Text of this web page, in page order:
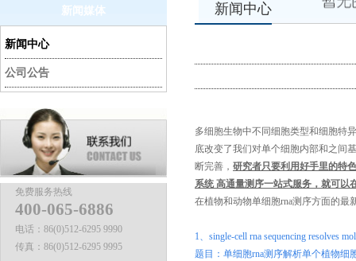
新闻媒体
新闻中心
公司公告
免费服务热线
400-065-6886
电话： 86(0)512-6295 9990
传真： 86(0)512-6295 9995
新闻中心
多细胞生物中不同细胞类型和细胞特
底改变了我们对单个细胞内部和之间
断完善， 研究者只要利用好手里的特
系统 高通量测序一站式服务，就可以
在植物和动物单细胞rna测序方面的最
1、 single-cell rna sequencing resolves
题目：单细胞rna测序解析单个植物细